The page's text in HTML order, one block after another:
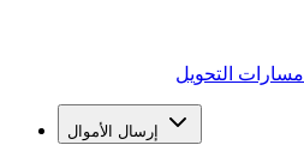
مسارات التحويل
إرسال الأموال